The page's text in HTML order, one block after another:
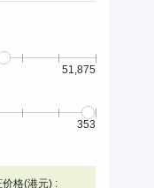
51,875
353
格(港元) :